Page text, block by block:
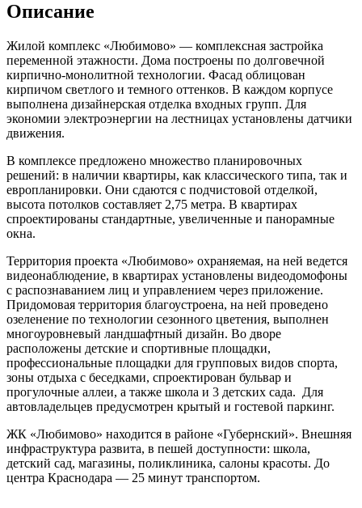
Описание
Жилой комплекс «Любимово» — комплексная застройка
переменной этажности. Дома построены по долговечной
кирпично-монолитной технологии. Фасад облицован
кирпичом светлого и темного оттенков. В каждом корпусе
выполнена дизайнерская отделка входных групп. Для
экономии электроэнергии на лестницах установлены датчики
движения.
В комплексе предложено множество планировочных
решений: в наличии квартиры, как классического типа, так и
европланировки. Они сдаются с подчистовой отделкой,
высота потолков составляет 2,75 метра. В квартирах
спроектированы стандартные, увеличенные и панорамные
окна.
Территория проекта «Любимово» охраняемая, на ней ведется
видеонаблюдение, в квартирах установлены видеодомофоны
с распознаванием лиц и управлением через приложение.
Придомовая территория благоустроена, на ней проведено
озеленение по технологии сезонного цветения, выполнен
многоуровневый ландшафтный дизайн. Во дворе
расположены детские и спортивные площадки,
профессиональные площадки для групповых видов спорта,
зоны отдыха с беседками, спроектирован бульвар и
прогулочные аллеи, а также школа и 3 детских сада. Для
автовладельцев предусмотрен крытый и гостевой паркинг.
ЖК «Любимово» находится в районе «Губернский». Внешняя
инфраструктура развита, в пешей доступности: школа,
детский сад, магазины, поликлиника, салоны красоты. До
центра Краснодара — 25 минут транспортом.